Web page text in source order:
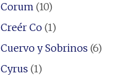
Corum(10)
Creér Co(1)
Cuervo y Sobrinos (6)
Cyrus (1)